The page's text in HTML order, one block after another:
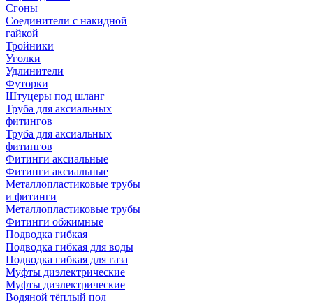
Сгоны
Соединители с накидной
гайкой
Тройники
Уголки
Удлинители
Футорки
Штуцеры под шланг
Труба для аксиальных
фитингов
Труба для аксиальных
фитингов
Фитинги аксиальные
Фитинги аксиальные
Металлопластиковые трубы
и фитинги
Металлопластиковые трубы
Фитинги обжимные
Подводка гибкая
Подводка гибкая для воды
Подводка гибкая для газа
Муфты диэлектрические
Муфты диэлектрические
Водяной тёплый пол